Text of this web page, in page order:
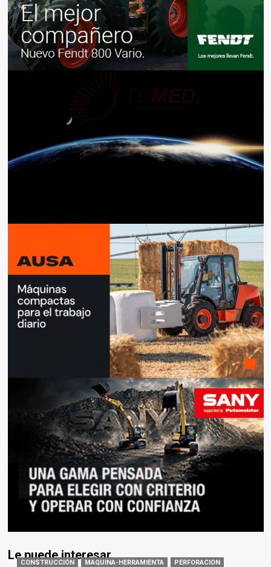
Le puede interesar
CONSTRUCCIÓN MAQUINA-HERRAMIENTA PERFORACION